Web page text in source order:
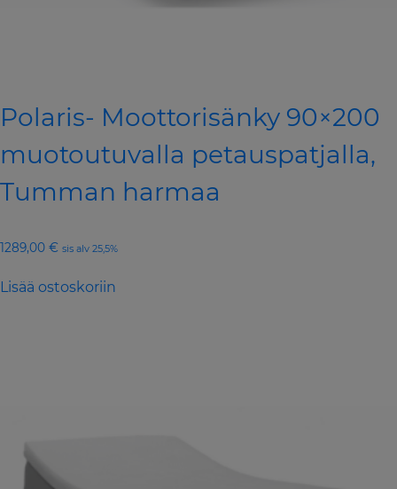
Polaris- Moottorisänky 90×200
muotoutuvalla petauspatjalla,
Tumman harmaa
1289,00 € sis alv 25,5%
Lisää ostoskoriin